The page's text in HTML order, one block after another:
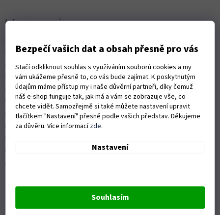
Bezpečí vašich dat a obsah přesně pro vás
Stačí odkliknout souhlas s využíváním souborů cookies a my
vám ukážeme přesně to, co vás bude zajímat. K poskytnutým
údajům máme přístup my i naše důvěrní partneři, díky čemuž
náš e-shop funguje tak, jak má a vám se zobrazuje vše, co
chcete vidět. Samozřejmě si také můžete nastavení upravit
tlačítkem "Nastavení" přesně podle vašich představ. Děkujeme
za důvěru. Více informacízde.
Nastavení
Souhlasím
Informace pro vás
Obchodní podmínky
Ochrana osobních údajů
Možnosti dopravy
Platební možnosti
Vrácení zboží a reklamace
Nákup na splátky
ISO 9001:2015
Autorizovaný servis Husqvarna